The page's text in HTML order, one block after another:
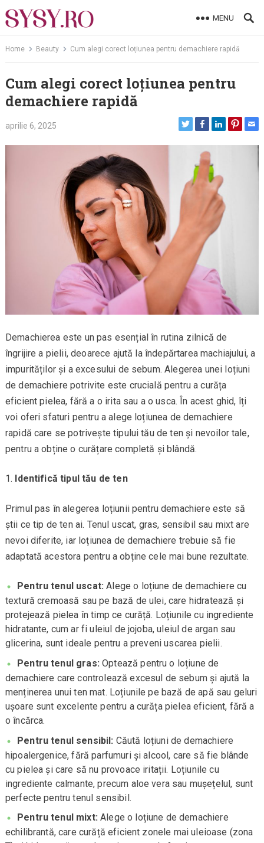
to
MENU
Home Beauty Cum alegi corect loțiunea pentru demachiere rapidă
Cum alegi corect loțiunea pentru
demachiere rapidă
aprilie 6, 2025
Demachierea este un pas esențial în rutina zilnică de
îngrijire a pielii, deoarece ajută la îndepărtarea machiajului, a
impurităților și a excesului de sebum. Alegerea unei loțiuni
de demachiere potrivite este crucială pentru a curăța
eficient pielea, fără a o irita sau a o usca. În acest ghid, îți
voi oferi sfaturi pentru a alege loțiunea de demachiere
rapidă care se potrivește tipului tău de ten și nevoilor tale,
pentru a obține o curățare completă și blândă.
Identifică tipul tău de ten
Primul pas în alegerea loțiunii pentru demachiere este să
știi ce tip de ten ai. Tenul uscat, gras, sensibil sau mixt are
nevoi diferite, iar loțiunea de demachiere trebuie să fie
adaptată acestora pentru a obține cele mai bune rezultate.
Pentru tenul uscat: Alege o loțiune de demachiere cu
textură cremoasă sau pe bază de ulei, care hidratează și
protejează pielea în timp ce curăță. Loțiunile cu ingrediente
hidratante, cum ar fi uleiul de jojoba, uleiul de argan sau
glicerina, sunt ideale pentru a preveni uscarea pielii.
Pentru tenul gras: Optează pentru o loțiune de
demachiere care controlează excesul de sebum și ajută la
menținerea unui ten mat. Loțiunile pe bază de apă sau geluri
ușoare sunt excelente pentru a curăța pielea eficient, fără a
o încărca.
Pentru tenul sensibil: Căută loțiuni de demachiere
hipoalergenice, fără parfumuri și alcool, care să fie blânde
cu pielea și care să nu provoace iritații. Loțiunile cu
ingrediente calmante, precum aloe vera sau mușețelul, sunt
perfecte pentru tenul sensibil.
Pentru tenul mixt: Alege o loțiune de demachiere
echilibrantă, care curăță eficient zonele mai uleioase (zona